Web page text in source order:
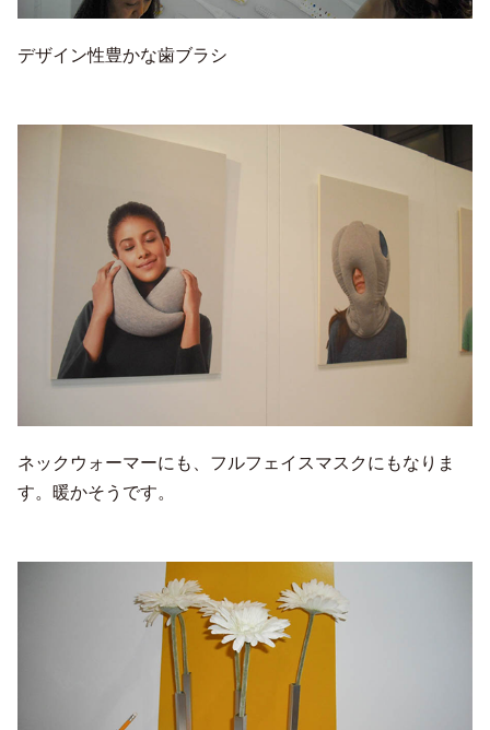
デザイン性豊かな歯ブラシ
ネックウォーマーにも、フルフェイスマスクにもなりま
す。暖かそうです。